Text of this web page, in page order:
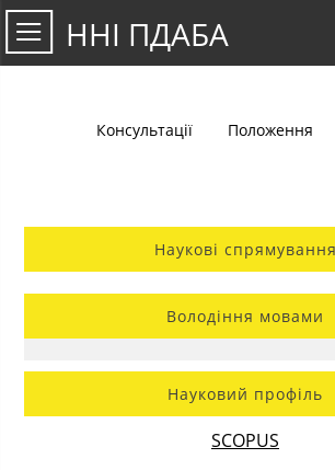
ННІ ПДАБА
Консультації Положення
Наукові спрямування
Володіння мовами
Науковий профіль
SCOPUS